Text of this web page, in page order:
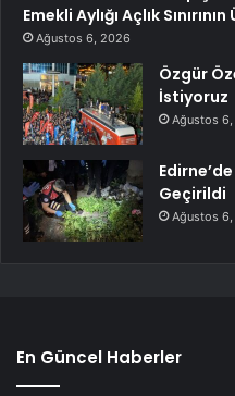
Emekli Aylığı Açlık
Ağustos 6, 2026
Özgür
İstiyoruz
Ağustos
Geçirildi
Ağustos
En Güncel Haberler